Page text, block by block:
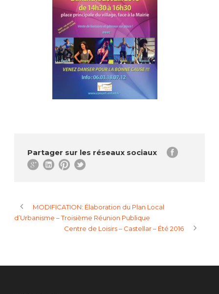
Partager sur les réseaux sociaux
MODIFICATION: Élaboration du Plan Local
d’Urbanisme – Troisième Réunion Publique
Centre de Loisirs – Castellar – Été 2016